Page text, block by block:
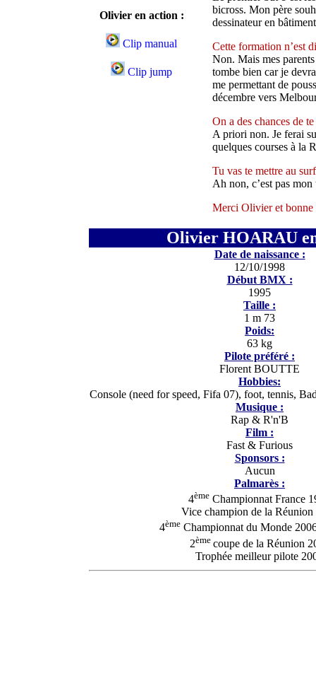
Olivier en action :
Clip manual
Clip jump
bicross. Mon père
dessinateur en
Cette formation n’est
Non. Mais mes
tombe bien car je
me permettant de
décembre vers
On a des chances de
A priori non. Je ferai
quelques courses à la
Tu vas te mettre au
Ah non, c’est pas
Merci Olivier et bonne
Olivier HOARAU
Date de naissance :
12/10/1998
Début BMX :
1995
Taille :
1 m 73
Poids:
63 kg
Pilote préféré :
Florent BOUTTE
Hobbies:
Console (need for speed, Fifa 07), foot, tennis,
Musique :
Rap & R'n'B
Film :
Fast & Furious
Sponsors :
Aucun
Palmarès :
4ème Championnat France
Vice champion de la Réunion
4ème Championnat du Monde
2ème coupe de la Réunion
Trophée meilleur pilote